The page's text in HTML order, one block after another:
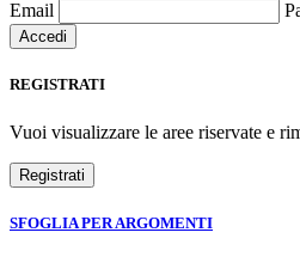
Email
REGISTRATI
Vuoi visualizzare le aree riservate e
SFOGLIA PER ARGOMENTI